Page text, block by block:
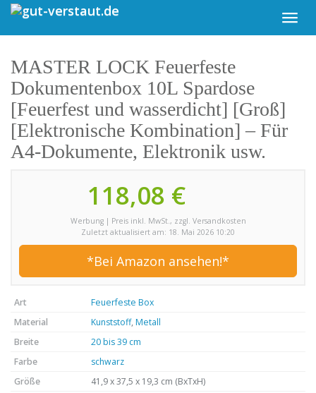
Skip
main
MASTER LOCK Feuerfeste
Dokumentenbox 10L Spardose
[Feuerfest und wasserdicht] [Groß]
[Elektronische Kombination] – Für
A4-Dokumente, Elektronik usw.
118,08 €
Werbung | Preis inkl. MwSt., zzgl. Versandkosten
Zuletzt aktualisiert am: 18. Mai 2026 10:20
*Bei Amazon ansehen!*
Art
Feuerfeste Box
Material
Kunststoff, Metall
Breite
20 bis 39 cm
Farbe
schwarz
Größe
41,9 x 37,5 x 19,3 cm (BxTxH)